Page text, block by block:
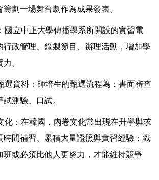
劃一場舞台劇作為成果發表。
國立中正大學傳播學系所開設的實習電
行政管理、錄製節目、辦理活動，增加學
。
選資料：師培生的甄選流程為：書面審查
測驗、口試。
化：在韓國，內卷文化常出現在升學與求
時間補習、累積大量證照與實習經驗；職
班或必須比他人更努力，才能維持競爭